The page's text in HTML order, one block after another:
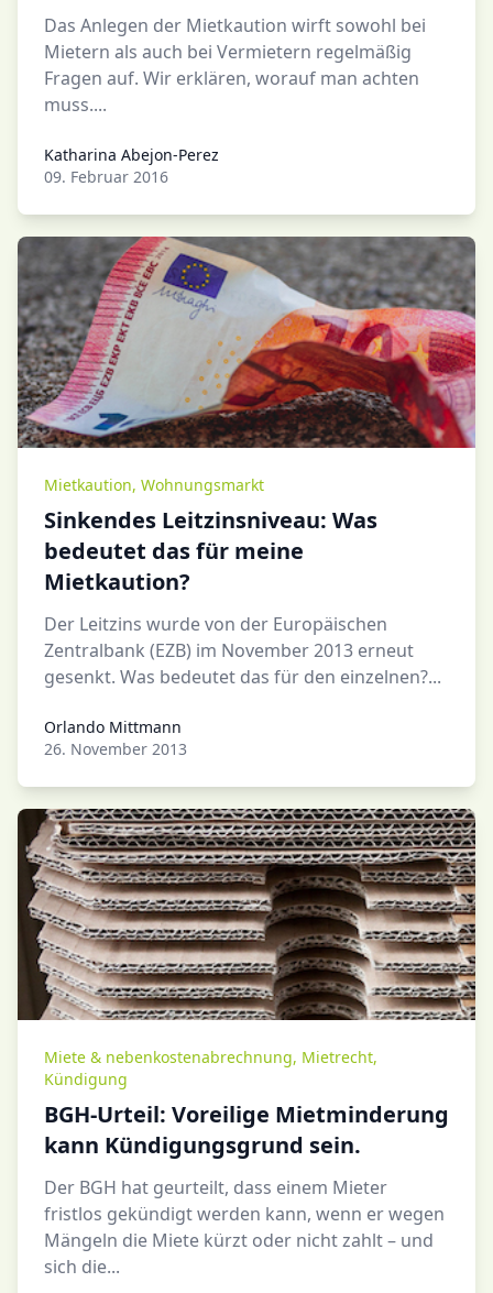
Das Anlegen der Mietkaution wirft sowohl bei
Mietern als auch bei Vermietern regelmäßig
Fragen auf. Wir erklären, worauf man achten
muss....
Katharina Abejon-Perez
Katharina Abejon-Perez
09. Februar 2016
Mietkaution, Wohnungsmarkt
Sinkendes Leitzinsniveau: Was
bedeutet das für meine
Mietkaution?
Der Leitzins wurde von der Europäischen
Zentralbank (EZB) im November 2013 erneut
gesenkt. Was bedeutet das für den einzelnen?...
Orlando Mittmann
Orlando Mittmann
26. November 2013
Miete & nebenkostenabrechnung, Mietrecht,
Kündigung
BGH-Urteil: Voreilige Mietminderung
kann Kündigungsgrund sein.
Der BGH hat geurteilt, dass einem Mieter
fristlos gekündigt werden kann, wenn er wegen
Mängeln die Miete kürzt oder nicht zahlt – und
sich die...